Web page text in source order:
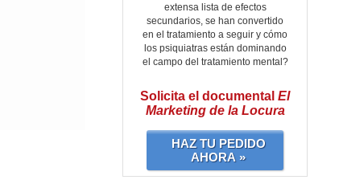
extensa lista de efectos
secundarios, se han convertido
en el tratamiento a seguir y cómo
los psiquiatras están dominando
el campo del tratamiento mental?
Solicita el documental El
Marketing de la Locura
HAZ TU PEDIDO
AHORA »